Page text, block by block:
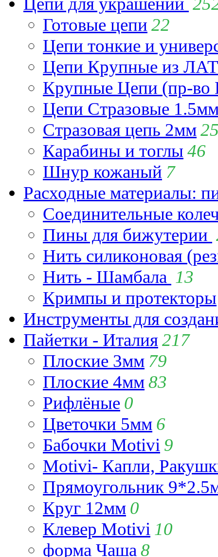
Готовые цепи 22
Цепи тонкие и
Цепи Крупные из
Крупные Цепи (пр-во
Цепи Стразовые
Стразовая цепь 2мм
Карабины и тоглы 46
Шнур кожаный 7
Расходные материалы:
Соединительные
Пины для бижутерии
Нить силиконовая
Нить - Шамбала 13
Кримпы и протекторы
Инструменты для
Пайетки - Италия217
Плоские 3мм 79
Плоские 4мм83
Рифлёные 0
Цветочки 5мм 6
Бабочки Motivi 9
Motivi- Капли,
Прямоугольник
Круг 12мм 0
Клевер Motivi 10
форма Чаша 8